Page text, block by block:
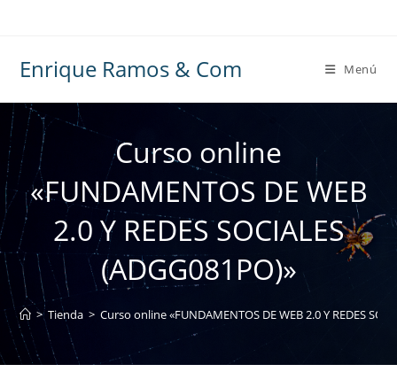
Enrique Ramos & Com Menú
Curso online
«FUNDAMENTOS DE WEB
2.0 Y REDES SOCIALES
(ADGG081PO)»
> Tienda > Curso online «FUNDAMENTOS DE WEB 2.0 Y REDES